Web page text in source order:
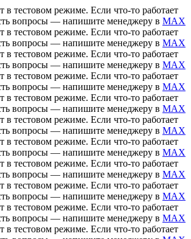
в тестовом режиме. Если что-то работает
вопросы — напишите менеджеру в MAX
в тестовом режиме. Если что-то работает
вопросы — напишите менеджеру в MAX
в тестовом режиме. Если что-то работает
вопросы — напишите менеджеру в MAX
в тестовом режиме. Если что-то работает
вопросы — напишите менеджеру в MAX
в тестовом режиме. Если что-то работает
вопросы — напишите менеджеру в MAX
в тестовом режиме. Если что-то работает
вопросы — напишите менеджеру в MAX
в тестовом режиме. Если что-то работает
вопросы — напишите менеджеру в MAX
в тестовом режиме. Если что-то работает
вопросы — напишите менеджеру в MAX
в тестовом режиме. Если что-то работает
вопросы — напишите менеджеру в MAX
в тестовом режиме. Если что-то работает
вопросы — напишите менеджеру в MAX
в тестовом режиме. Если что-то работает